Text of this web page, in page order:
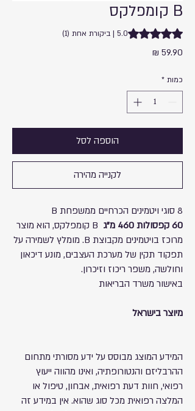
B קומפלקס
is 5.0 out of five stars based on 1 review
5.0 | ביקורת אחת (1)
כמות *
הוספה לסל
לקנייה מהירה
8 סוגי ויטמינים הכרחיים ממשפחת B
60 קפסולות
460 מ”ג
B קומפלקס, הוא מוצר
מרוכז בויטמינים מקבוצת B. מומלץ לשמירה על
תפקוד תקין של מערכת העצבים, מונע דיכאון
וחולשה, משפר ריכוז וזיכרון.
באישור משרד הבריאות
מיוצר בישראל
המידע המוצג מבוסס על ידע מסורתי מתחום
ההרבליזם והנטורופתיה, ואינו מהווה ייעוץ
רפואי, חוות דעת רפואית, אבחון, טיפול או
המלצה רפואית מכל סוג שהוא. אין במידע זה